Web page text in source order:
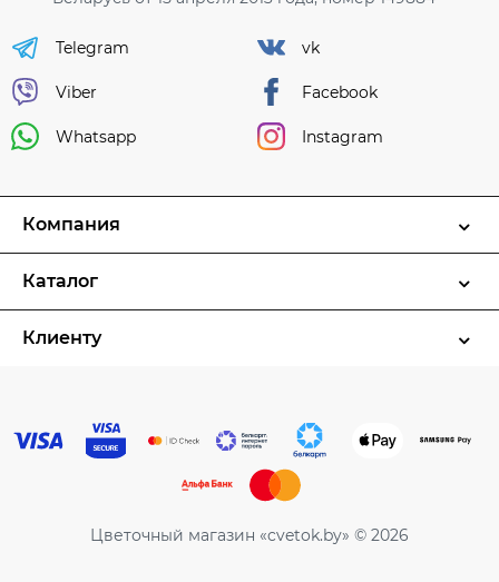
Telegram
Viber
Whatsapp
vk
Facebook
Instagram
Компания
Каталог
Клиенту
Цветочный магазин «cvetok.by» © 2026